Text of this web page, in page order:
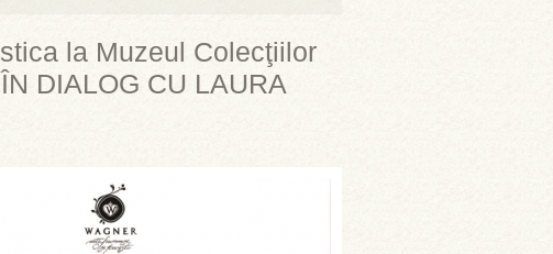
la Muzeul Colecţiilor
DIALOG CU LAURA